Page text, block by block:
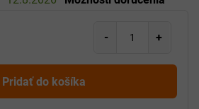
Pridať do košíka